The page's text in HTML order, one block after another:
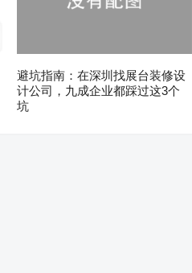
避坑指南：在深圳找展台装修设
计公司，九成企业都踩过这3个
坑